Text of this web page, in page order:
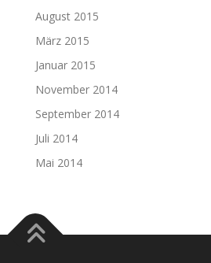
August 2015
März 2015
Januar 2015
November 2014
September 2014
Juli 2014
Mai 2014